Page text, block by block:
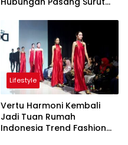
Lifestyle
Vertu Harmoni Kembali
Jadi Tuan Rumah
Indonesia Trend Fashion